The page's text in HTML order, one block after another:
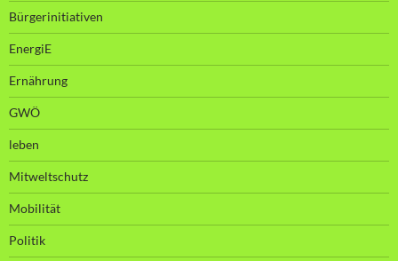
Bürgerinitiativen
EnergiE
Ernährung
GWÖ
leben
Mitweltschutz
Mobilität
Politik